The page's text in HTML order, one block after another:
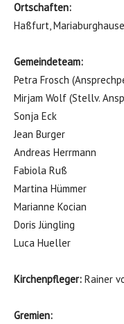
Ortschaften:
Haßfurt,
Gemeindeteam:
Petra Frosch
Mirjam Wolf (Stellv.
Sonja Eck
Jean Burger
Andreas Herrmann
Fabiola Ruß
Martina Hümmer
Marianne Kocian
Doris Jüngling
Luca Hueller
Kirchenpfleger: Rainer
Gremien: